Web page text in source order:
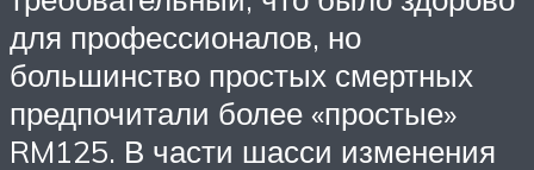
для профессионалов, но
большинство простых смертных
предпочитали более «простые»
RM125. В части шасси изменения